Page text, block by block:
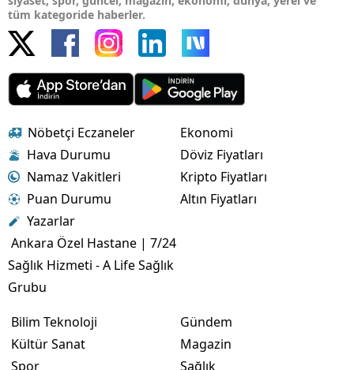
tüm kategoride haberler.
Nöbetçi Eczaneler
Hava Durumu
Namaz Vakitleri
Puan Durumu
Yazarlar
Ankara Özel Hastane | 7/24
Sağlık Hizmeti - A Life Sağlık
Grubu
Ekonomi
Döviz Fiyatları
Kripto Fiyatları
Altın Fiyatları
Bilim Teknoloji
Kültür Sanat
Spor
Gündem
Magazin
Sağlık